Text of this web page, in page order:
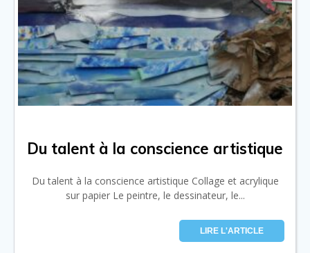
Du talent à la conscience artistique
Du talent à la conscience artistique Collage et acrylique
sur papier Le peintre, le dessinateur, le...
LIRE L'ARTICLE